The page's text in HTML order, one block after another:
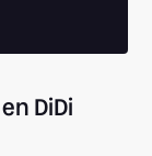
DiDi